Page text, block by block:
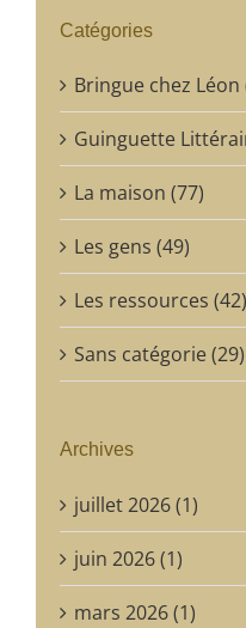
Catégories
Bringue chez Léon
Guinguette
La maison (77)
Les gens (49)
Les ressources (42)
Sans catégorie (29)
Archives
juillet 2026 (1)
juin 2026 (1)
mars 2026 (1)